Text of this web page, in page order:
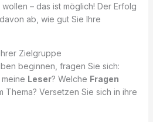
– das ist möglich! Der Erfolg
ab, wie gut Sie Ihre
Zielgruppe
beginnen, fragen Sie sich:
Leser? Welche Fragen
Thema? Versetzen Sie sich in ihre